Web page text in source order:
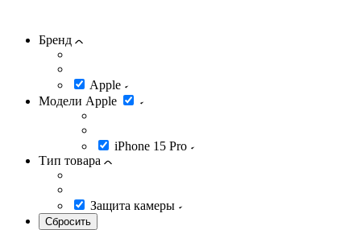
Бренд
Apple
Модели Apple
iPhone 15 Pro
Тип товара
Защита камеры